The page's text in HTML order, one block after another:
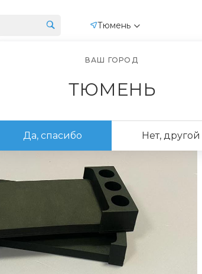
Тюмень
ПРОИЗВОДСТВОВАШ ГОРОД
ТЮМЕНЬ
Да, спасибо Нет, другой